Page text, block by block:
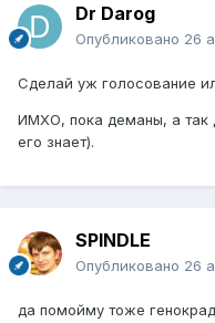
Dr Darog
Опубликовано 26
Сделай уж голосование
ИМХО, пока деманы, а
его знает).
SPINDLE
Опубликовано 26
да помойму тоже